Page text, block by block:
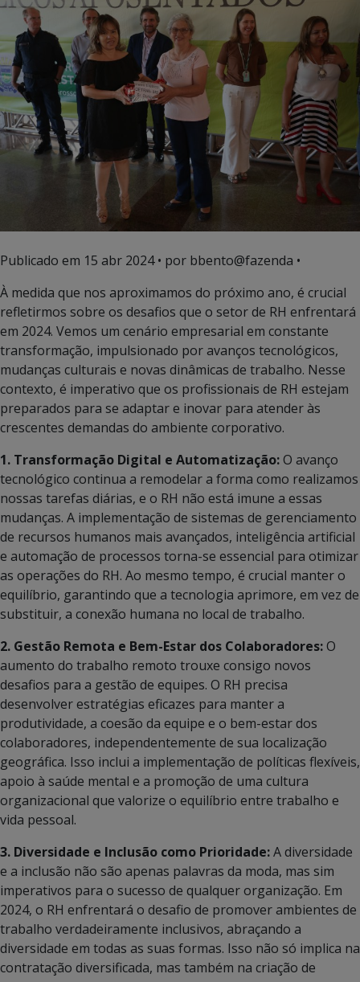
Publicado em 15 abr 2024• por bbento@fazenda •
À medida que nos aproximamos do próximo ano, é crucial
refletirmos sobre os desafios que o setor de RH enfrentará
em 2024. Vemos um cenário empresarial em constante
transformação, impulsionado por avanços tecnológicos,
mudanças culturais e novas dinâmicas de trabalho. Nesse
contexto, é imperativo que os profissionais de RH estejam
preparados para se adaptar e inovar para atender às
crescentes demandas do ambiente corporativo.
1. Transformação Digital e Automatização:O avanço
tecnológico continua a remodelar a forma como realizamos
nossas tarefas diárias, e o RH não está imune a essas
mudanças. A implementação de sistemas de gerenciamento
de recursos humanos mais avançados, inteligência artificial
e automação de processos torna-se essencial para otimizar
as operações do RH. Ao mesmo tempo, é crucial manter o
equilíbrio, garantindo que a tecnologia aprimore, em vez de
substituir, a conexão humana no local de trabalho.
2. Gestão Remota e Bem-Estar dos Colaboradores:O
aumento do trabalho remoto trouxe consigo novos
desafios para a gestão de equipes. O RH precisa
desenvolver estratégias eficazes para manter a
produtividade, a coesão da equipe e o bem-estar dos
colaboradores, independentemente de sua localização
geográfica. Isso inclui a implementação de políticas flexíveis,
apoio à saúde mental e a promoção de uma cultura
organizacional que valorize o equilíbrio entre trabalho e
vida pessoal.
3. Diversidade e Inclusão como Prioridade:A diversidade
e a inclusão não são apenas palavras da moda, mas sim
imperativos para o sucesso de qualquer organização. Em
2024, o RH enfrentará o desafio de promover ambientes de
trabalho verdadeiramente inclusivos, abraçando a
diversidade em todas as suas formas. Isso não só implica na
contratação diversificada, mas também na criação de